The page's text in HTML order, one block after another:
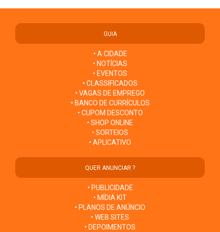
GUIA
• A CIDADE
• NOTÍCIAS
• EVENTOS
• CLASSIFICADOS
• VAGAS DE EMPREGO
• BANCO DE CURRÍCULOS
• CUPOM DESCONTO
• SHOP ONLINE
• SORTEIOS
• APLICATIVO
QUER ANUNCIAR ?
• PUBLICIDADE
• MÍDIA KIT
• PLANOS DE ANÚNCIO
• WEB SITES
• DEPOIMENTOS